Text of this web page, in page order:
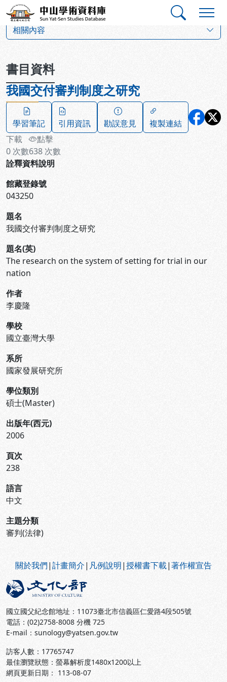
跳到主要內容
中山學術資料庫
相關內容
書目資料
我國交付審判制度之研究
學習筆記 引用資訊 勘誤意見
複製連結
下載
0 次數
點擊
638 次數
詮釋資料說明
館藏登錄號
043250
題名
我國交付審判制度之研究
題名(英)
The research on the system of setting for trial in our
nation
作者
李慶隆
學校
國立臺灣大學
系所
國家發展研究所
學位類別
碩士(Master)
出版年(西元)
2006
頁次
238
語言
中文
主題分類
審判(法律)
關於我們|計畫簡介| 凡例說明|授權書下載|著作權宣告
國立國父紀念館地址：11073臺北市信義區仁愛路4段505號
電話：(02)2758-8008 分機 725
E-mail：sunology@yatsen.gov.tw
訪客人數： 17765747
最佳瀏覽狀態：螢幕解析度1480x1200以上
網頁更新日期： 113-08-07